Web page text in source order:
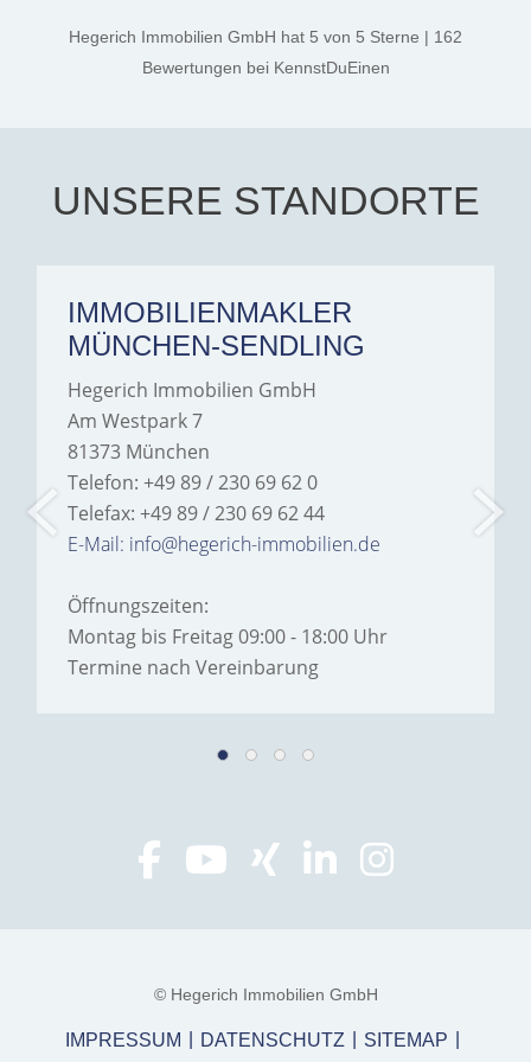
thanks, and a huge part of
the credit goes to Amelie
Jamrowâ€”she was
exceptionally professional,
Hegerich Immobilien to
anyone looking for a home.
Hegerich Immobilien GmbH hat 5 von 5 Sterne | 162
Bewertungen bei KennstDuEinen
UNSERE STANDORTE
IMMOBILIENMAKLER
MÜNCHEN-SENDLING
Hegerich Immobilien GmbH
Am Westpark 7
81373 München
Telefon: +49 89 / 230 69 62 0
Telefax: +49 89 / 230 69 62 44
E-Mail: info@hegerich-immobilien.de
Öffnungszeiten:
Montag bis Freitag 09:00 - 18:00 Uhr
Termine nach Vereinbarung
© Hegerich Immobilien GmbH
IMPRESSUM DATENSCHUTZ SITEMAP